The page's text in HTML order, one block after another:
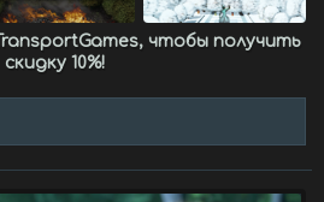
TransportGames, чтобы получить
скидку 10%!